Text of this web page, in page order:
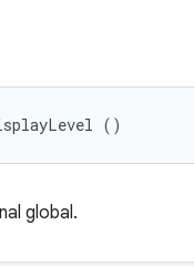
()
global.